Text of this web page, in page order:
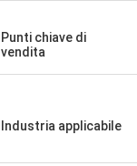
Punti chiave di
vendita
Industria applicabile